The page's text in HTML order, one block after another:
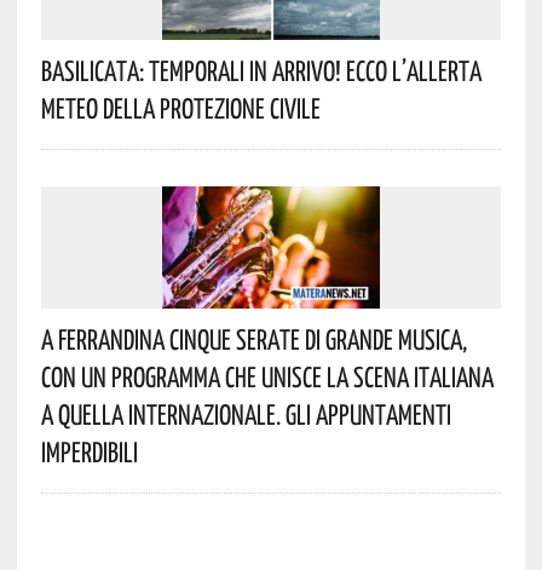
Basilicata: Temporali In Arrivo! Ecco L’allerta
Meteo Della Protezione Civile
A Ferrandina Cinque Serate Di Grande Musica,
Con Un Programma Che Unisce La Scena Italiana
A Quella Internazionale. Gli Appuntamenti
Imperdibili